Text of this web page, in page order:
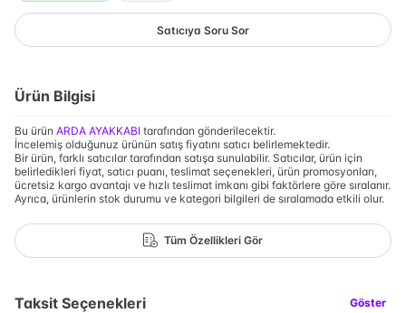
Satıcıya Soru Sor
Ürün Bilgisi
Bu ürün ARDA AYAKKABI tarafından gönderilecektir.
İncelemiş olduğunuz ürünün satış fiyatını satıcı belirlemektedir.
Bir ürün, farklı satıcılar tarafından satışa sunulabilir. Satıcılar, ürün için
belirledikleri fiyat, satıcı puanı, teslimat seçenekleri, ürün promosyonları,
ücretsiz kargo avantajı ve hızlı teslimat imkanı gibi faktörlere göre sıralanır.
Ayrıca, ürünlerin stok durumu ve kategori bilgileri de sıralamada etkili olur.
Tüm Özellikleri Gör
Taksit Seçenekleri Göster